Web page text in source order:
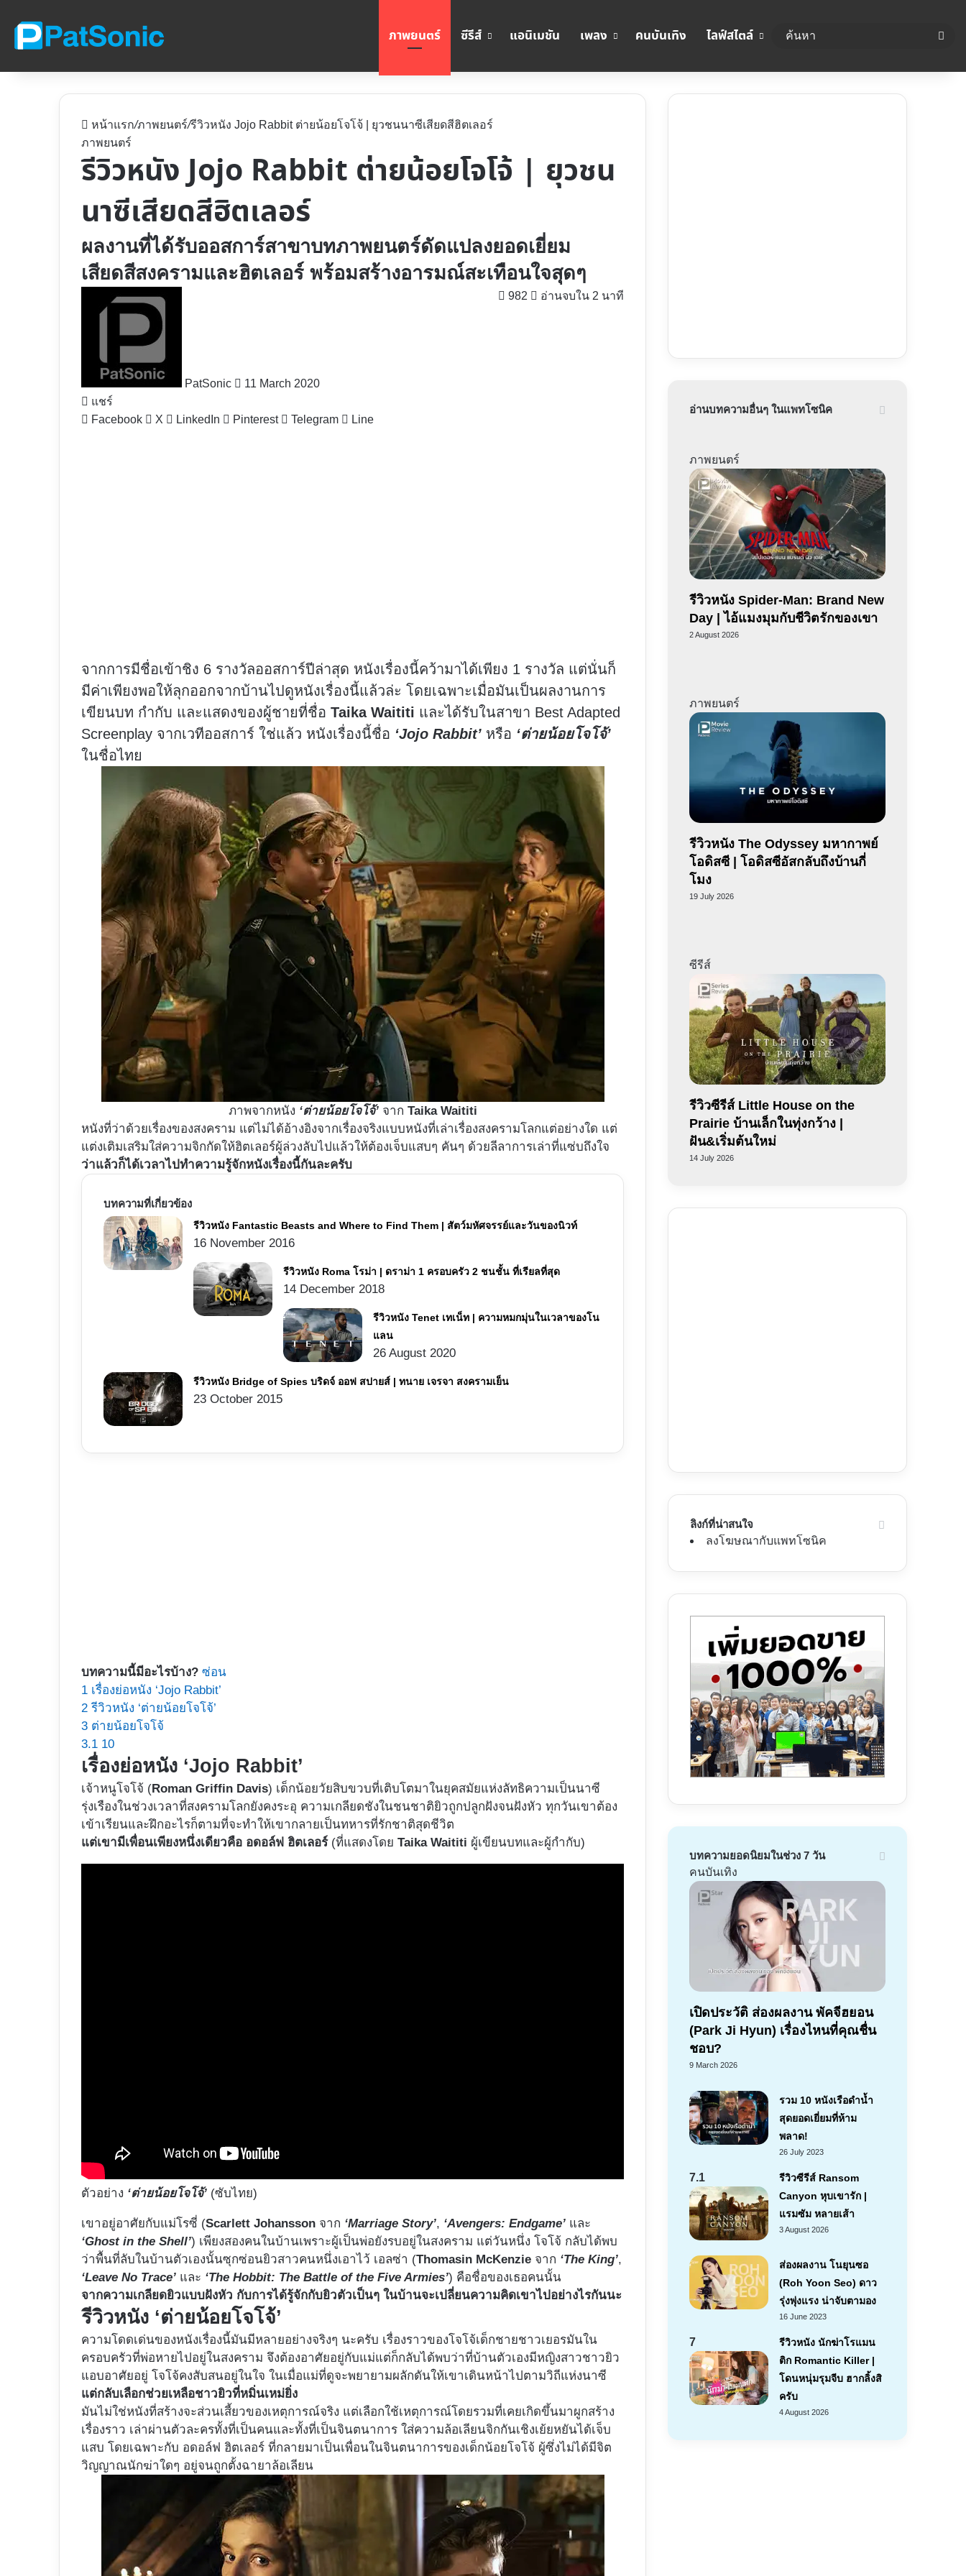
ภาพยนตร์ ซีรีส์ แอนิเมชัน เพลง คนบันเทิง ไลฟ์สไตล์ ค้นห
หน้าแรก/ภาพยนตร์/รีวิวหนัง Jojo Rabbit ต่ายน้อยโจโจ้ | ยุวชนนาซีเสียดสีฮิตเลอร์
ภาพยนตร์
รีวิวหนัง Jojo Rabbit ต่ายน้อยโจโจ้ | ยุวชน
นาซีเสียดสีฮิตเลอร์
ผลงานที่ได้รับออสการ์สาขาบทภาพยนตร์ดัดแปลงยอดเยี่ยม
เสียดสีสงครามและฮิตเลอร์ พร้อมสร้างอารมณ์สะเทือนใจสุดๆ
PatSonic 11 March 2020
982 อ่านจบใน 2 นาที
แชร์
Facebook
X LinkedIn Pinterest Telegram Line
จากการมีชื่อเข้าชิง 6 รางวัลออสการ์ปีล่าสุด หนังเรื่องนี้คว้ามาได้เพียง 1 รางวัล แต่นั่นก็
มีค่าเพียงพอให้ลุกออกจากบ้านไปดูหนังเรื่องนี้แล้วล่ะ โดยเฉพาะเมื่อมันเป็นผลงานการ
เขียนบท กำกับ และแสดงของผู้ชายที่ชื่อTaika Waititi และได้รับในสาขา Best Adapted
Screenplay จากเวทีออสการ์ ใช่แล้ว หนังเรื่องนี้ชื่อ ‘Jojo Rabbit’ หรือ ‘ต่ายน้อยโจโจ้’
ในชื่อไทย
ภาพจากหนัง ‘ต่ายน้อยโจโจ้’จาก Taika Waititi
หนังที่ว่าด้วยเรื่องของสงคราม แต่ไม่ได้อ้างอิงจากเรื่องจริงแบบหนังที่เล่าเรื่องสงครามโลกแต่อย่างใด แต่
แต่งเติมเสริมใส่ความจิกกัดให้ฮิตเลอร์ผู้ล่วงลับไปแล้วให้ต้องเจ็บแสบๆ คันๆ ด้วยลีลาการเล่าที่แซ่บถึงใจ
ว่าแล้วก็ได้เวลาไปทำความรู้จักหนังเรื่องนี้กันละครับ
บทความที่เกี่ยวข้อง
รีวิวหนัง Fantastic Beasts and Where to Find Them | สัตว์มหัศจรรย์และวันของนิวท์
16 November 2016
รีวิวหนัง Roma โรม่า | ดราม่า 1 ครอบครัว 2 ชนชั้น ที่เรียลที่สุด
14 December 2018
รีวิวหนัง Tenet เทเน็ท | ความหมกมุ่นในเวลาของโน
แลน
26 August 2020
รีวิวหนัง Bridge of Spies บริดจ์ ออฟ สปายส์ | ทนาย เจรจา สงครามเย็น
23 October 2015
บทความนี้มีอะไรบ้าง? ซ่อน
1 เรื่องย่อหนัง ‘Jojo Rabbit’
2 รีวิวหนัง ‘ต่ายน้อยโจโจ้’
3 ต่ายน้อยโจโจ้
3.1 10
เรื่องย่อหนัง ‘Jojo Rabbit’
เจ้าหนูโจโจ้ (Roman Griffin Davis) เด็กน้อยวัยสิบขวบที่เติบโตมาในยุคสมัยแห่งลัทธิความเป็นนาซี
รุ่งเรืองในช่วงเวลาที่สงครามโลกยังคงระอุ ความเกลียดชังในชนชาติยิวถูกปลูกฝังจนฝังหัว ทุกวันเขาต้อง
เข้าเรียนและฝึกอะไรก็ตามที่จะทำให้เขากลายเป็นทหารที่รักชาติสุดชีวิต
แต่เขามีเพื่อนเพียงหนึ่งเดียวคือ อดอล์ฟ ฮิตเลอร์(ที่แสดงโดยTaika Waititi ผู้เขียนบทและผู้กำกับ)
ตัวอย่าง ‘ต่ายน้อยโจโจ้’ (ซับไทย)
เขาอยู่อาศัยกับแม่โรซี่ (Scarlett Johansson จาก ‘Marriage Story’, ‘Avengers: Endgame’ และ
‘Ghost in the Shell’) เพียงสองคนในบ้านเพราะผู้เป็นพ่อยังรบอยู่ในสงคราม แต่วันหนึ่ง โจโจ้ กลับได้พบ
ว่าพื้นที่ลับในบ้านตัวเองนั้นซุกซ่อนยิวสาวคนหนึ่งเอาไว้ เอลซ่า (Thomasin McKenzie จาก ‘The King’,
‘Leave No Trace’ และ ‘The Hobbit: The Battle of the Five Armies’) คือชื่อของเธอคนนั้น
จากความเกลียดยิวแบบฝังหัว กับการได้รู้จักกับยิวตัวเป็นๆ ในบ้านจะเปลี่ยนความคิดเขาไปอย่างไรกันนะ
รีวิวหนัง ‘ต่ายน้อยโจโจ้’
ความโดดเด่นของหนังเรื่องนี้มันมีหลายอย่างจริงๆ นะครับ เรื่องราวของโจโจ้เด็กชายชาวเยอรมันใน
ครอบครัวที่พ่อหายไปอยู่ในสงคราม จึงต้องอาศัยอยู่กับแม่แต่ก็กลับได้พบว่าที่บ้านตัวเองมีหญิงสาวชาวยิว
แอบอาศัยอยู่ โจโจ้คงสับสนอยู่ในใจ ในเมื่อแม่ที่ดูจะพยายามผลักดันให้เขาเดินหน้าไปตามวิถีแห่งนาซี
แต่กลับเลือกช่วยเหลือชาวยิวที่หมิ่นเหม่ยิ่ง
มันไม่ใช่หนังที่สร้างจะส่วนเสี้ยวของเหตุการณ์จริง แต่เลือกใช้เหตุการณ์โดยรวมที่เคยเกิดขึ้นมาผูกสร้าง
เรื่องราว เล่าผ่านตัวละครทั้งที่เป็นคนและทั้งที่เป็นจินตนาการ ใส่ความล้อเลียนจิกกันเชิงเย้ยหยันได้เจ็บ
แสบ โดยเฉพาะกับ อดอล์ฟ ฮิตเลอร์ ที่กลายมาเป็นเพื่อนในจินตนาการของเด็กน้อยโจโจ้ ผู้ซึ่งไม่ได้มีจิต
วิญญาณนักฆ่าใดๆ อยู่จนถูกตั้งฉายาล้อเลียน
อ่านบทความอื่นๆ ในแพทโซนิค
ภาพยนตร์
รีวิวหนัง Spider-Man: Brand New
Day | ไอ้แมงมุมกับชีวิตรักของเขา
2 August 2026
ภาพยนตร์
รีวิวหนัง The Odyssey มหากาพย์
โอดิสซี | โอดิสซีอัสกลับถึงบ้านกี่
โมง
19 July 2026
ซีรีส์
รีวิวซีรีส์ Little House on the
Prairie บ้านเล็กในทุ่งกว้าง |
ฝัน&เริ่มต้นใหม่
14 July 2026
ลิงก์ที่น่าสนใจ
ลงโฆษณากับแพทโซนิค
บทความยอดนิยมในช่วง 7 วัน
คนบันเทิง
เปิดประวัติ ส่องผลงาน พัคจีฮยอน
(Park Ji Hyun) เรื่องไหนที่คุณชื่น
ชอบ?
9 March 2026
รวม 10 หนังเรือดำน้ำ
สุดยอดเยี่ยมที่ห้าม
พลาด!
26 July 2023
7.1
รีวิวซีรีส์ Ransom
Canyon หุบเขารัก |
แรมซัม หลายเส้า
3 August 2026
ส่องผลงาน โนยุนซอ
(Roh Yoon Seo) ดาว
รุ่งพุ่งแรง น่าจับตามอง
16 June 2023
7
รีวิวหนัง นักฆ่าโรแมน
ติก Romantic Killer |
โดนหนุ่มรุมจีบ ฮากลิ้งสิ
ครับ
4 August 2026